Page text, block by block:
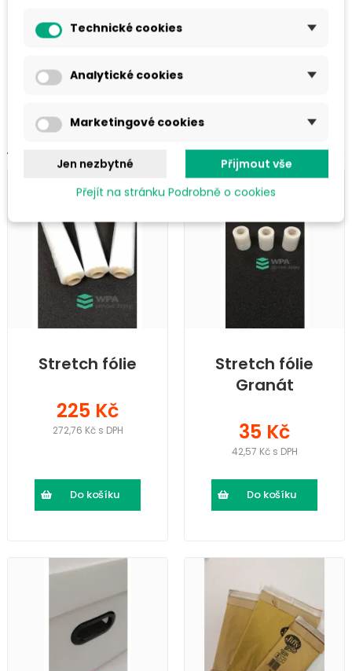
PODOBNÉ PRODUKTY V KATEGORII
Stretch fólie
225 Kč
272,76 Kč s DPH
Do košíku
Stretch fólie
Granát
35 Kč
42,57 Kč s DPH
Do košíku
Technické cookies
Analytické cookies
Marketingové cookies
Jen nezbytné
Přijmout vše
Přejít na stránku Podrobně o cookies